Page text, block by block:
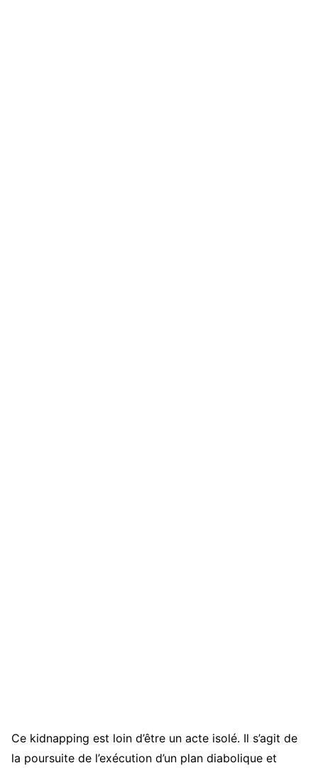
Ce kidnapping est loin d’être un acte isolé. Il s’agit de
la poursuite de l’exécution d’un plan diabolique et